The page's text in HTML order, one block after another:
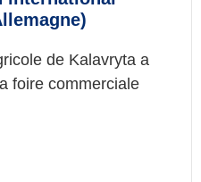
de Kalavryta a
foire commerciale